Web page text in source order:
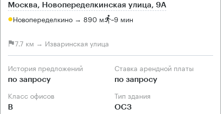
Москва, Новопеределкинская улица, 9А
Новопеределкино → 890 м ~9 мин
7.7 км → Изваринская улица
История предложений
по запросу
Ставка арендной платы
по запросу
Класс офисов
B
Тип здания
ОСЗ